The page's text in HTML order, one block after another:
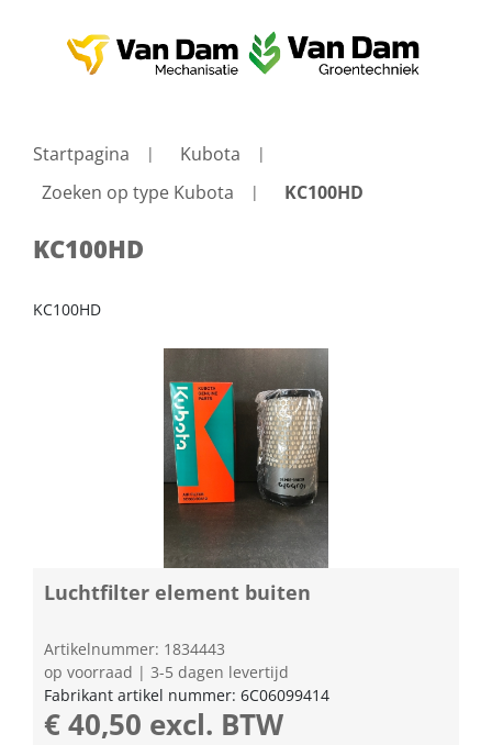
Startpagina
Kubota
Zoeken op type Kubota
KC100HD
KC100HD
KC100HD
Luchtfilter element buiten
Artikelnummer: 1834443
op voorraad | 3-5 dagen levertijd
Fabrikant artikel nummer: 6C06099414
€ 40,50 excl. BTW